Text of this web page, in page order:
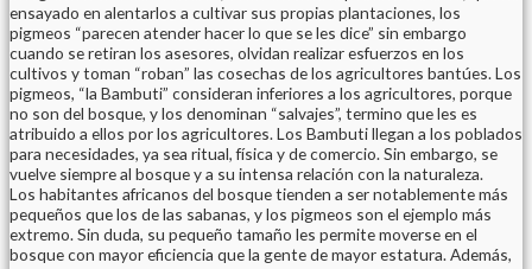
ensayado en alentarlos a cultivar sus propias plantaciones, los
pigmeos “parecen atender hacer lo que se les dice” sin embargo
cuando se retiran los asesores, olvidan realizar esfuerzos en los
cultivos y toman “roban” las cosechas de los agricultores bantúes. Los
pigmeos, “la Bambuti” consideran inferiores a los agricultores, porque
no son del bosque, y los denominan “salvajes”, termino que les es
atribuido a ellos por los agricultores. Los Bambuti llegan a los poblados
para necesidades, ya sea ritual, física y de comercio. Sin embargo, se
vuelve siempre al bosque y a su intensa relación con la naturaleza.
Los habitantes africanos del bosque tienden a ser notablemente más
pequeños que los de las sabanas, y los pigmeos son el ejemplo más
extremo. Sin duda, su pequeño tamaño les permite moverse en el
bosque con mayor eficiencia que la gente de mayor estatura. Además,